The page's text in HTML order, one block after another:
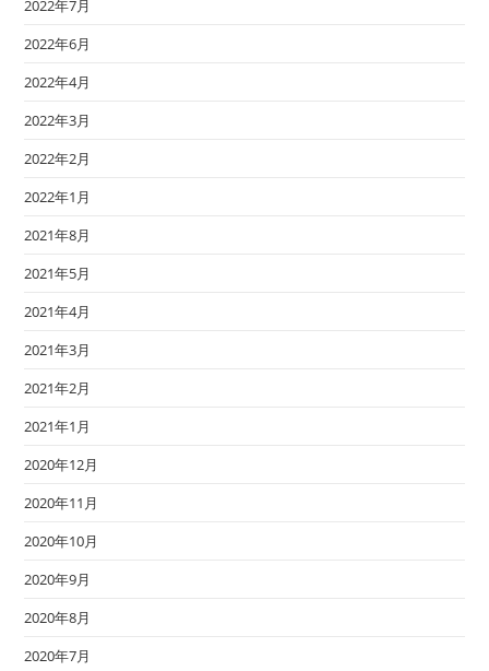
2022年7月
2022年6月
2022年4月
2022年3月
2022年2月
2022年1月
2021年8月
2021年5月
2021年4月
2021年3月
2021年2月
2021年1月
2020年12月
2020年11月
2020年10月
2020年9月
2020年8月
2020年7月